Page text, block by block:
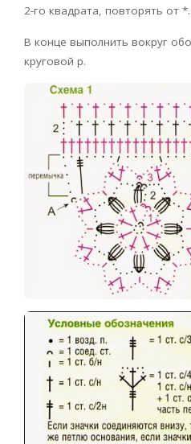
2-го квадрата, повторять от *.
В конце выполнить вокруг
круговой р.